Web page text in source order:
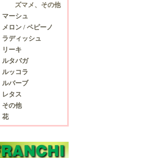
ズマメ、その他
マーシュ
メロン / ペピーノ
ラディッシュ
リーキ
ルタバガ
ルッコラ
ルバーブ
レタス
その他
花